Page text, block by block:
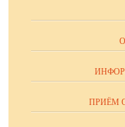
ПРИЁМ